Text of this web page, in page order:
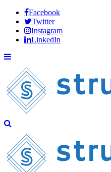
Facebook
Twitter
Instagram
LinkedIn